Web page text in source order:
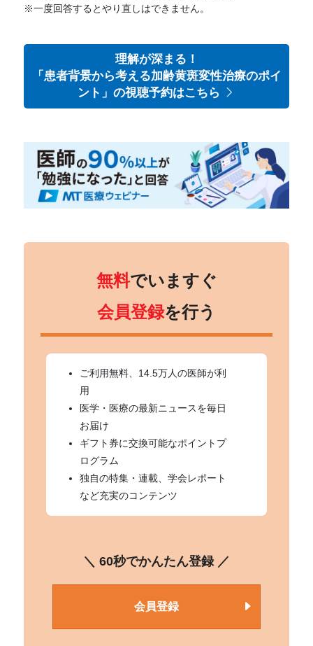
※一度回答するとやり直しはできません。
理解が深まる！
「患者背景から考える加齢黄斑変性治療のポイ
ント」の視聴予約はこちら
無料でいますぐ
会員登録を行う
ご利用無料、14.5万人の医師が利
用
医学・医療の最新ニュースを毎日
お届け
ギフト券に交換可能なポイントプ
ログラム
独自の特集・連載、学会レポート
など充実のコンテンツ
＼ 60秒でかんたん登録 ／
会員登録